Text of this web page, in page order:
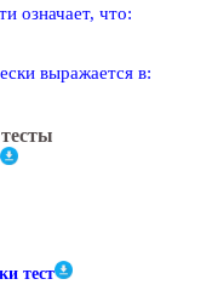
означает, что:
выражается в:
тест